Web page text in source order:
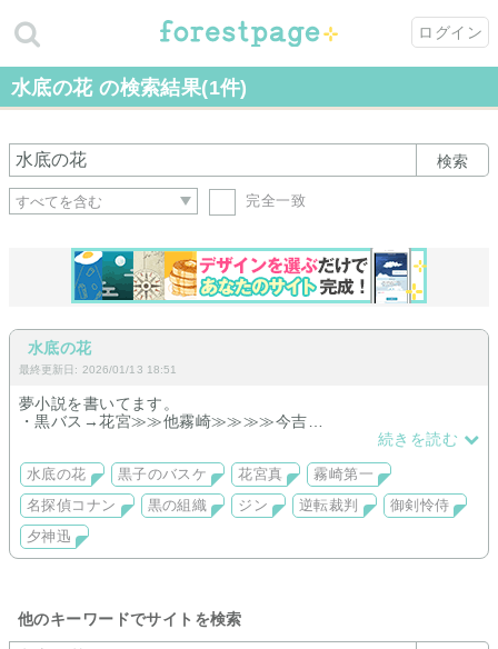
ログイン
水底の花 の検索結果(1件)
検索
完全一致
水底の花
最終更新日: 2026/01/13 18:51
夢小説を書いてます。
・黒バス→花宮≫≫他霧崎≫≫≫≫今吉
続きを読む
水底の花 黒子のバスケ 花宮真
霧崎第一
名探偵コナン
黒の組織 ジン 逆転裁判
御剣怜侍
夕神迅
他のキーワードでサイトを検索